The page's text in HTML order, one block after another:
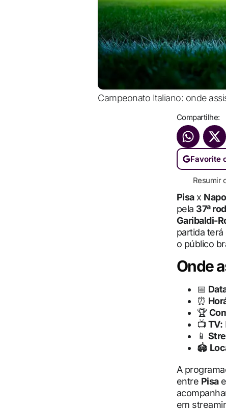
Campeonato Italiano: onde
Compartilhe:
Favorite
Resumir
Pisax
pela 37ª
Garibaldi-
partida terá
o público
Onde
📅
⏰
🏆
📺 TV:
📱
🏟
A
entre Pisae
em